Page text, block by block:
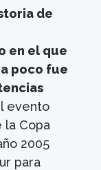
de
en el que
poco fue
evento
la Copa
2005
para